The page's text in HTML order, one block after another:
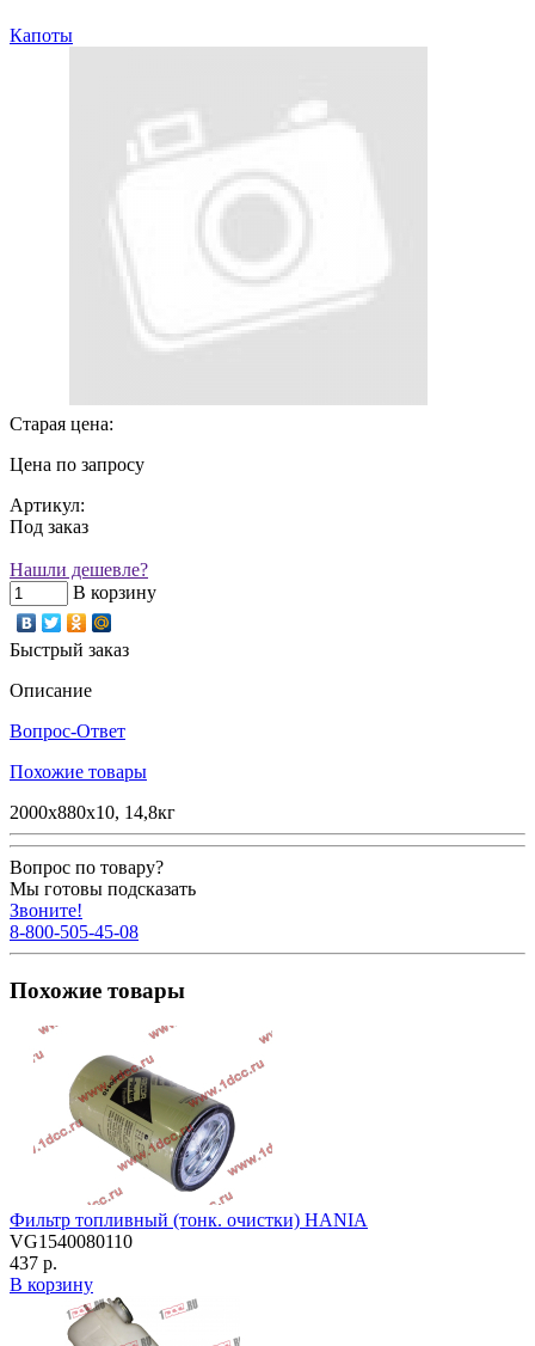
Капоты
Старая цена:
Цена по запросу
Артикул:
Под заказ
Нашли дешевле?
В корзину
Быстрый заказ
Описание
Вопрос-Ответ
Похожие товары
2000х880х10, 14,8кг
Вопрос по товару?
Мы готовы подсказать
Звоните!
8-800-505-45-08
Похожие товары
Фильтр топливный (тонк. очистки) HANIA
VG1540080110
437 р.
В корзину